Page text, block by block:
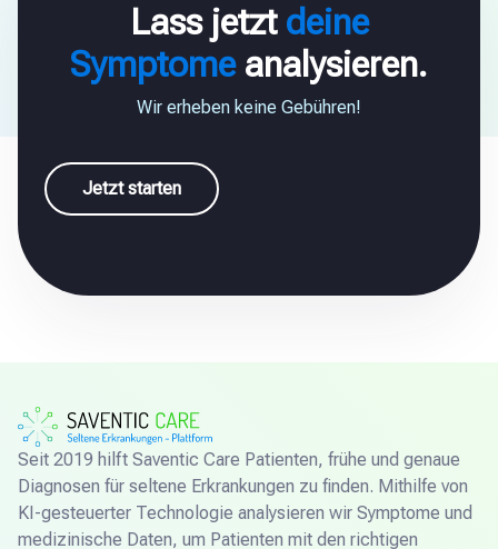
Lass jetzt deine
Symptomeanalysieren.
Wir erheben keine Gebühren!
Jetzt starten
Seit 2019 hilft Saventic Care Patienten, frühe und genaue
Diagnosen für seltene Erkrankungen zu finden. Mithilfe von
KI-gesteuerter Technologie analysieren wir Symptome und
medizinische Daten, um Patienten mit den richtigen